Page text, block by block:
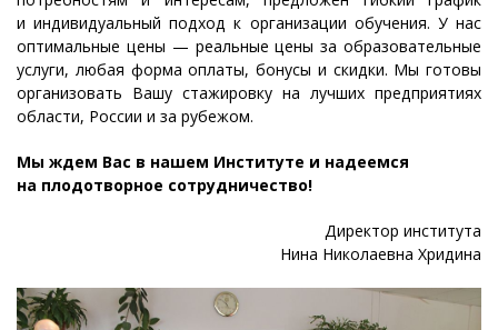
и индивидуальный подход к организации обучения. У нас
оптимальные цены — реальные цены за образовательные
услуги, любая форма оплаты, бонусы и скидки. Мы готовы
организовать Вашу стажировку на лучших предприятиях
области, России и за рубежом.
Мы ждем Вас в нашем Институте и надеемся
на плодотворное сотрудничество!
Директор института
Нина Николаевна Хридина